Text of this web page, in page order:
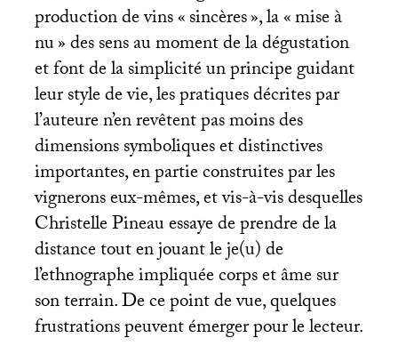
production de vins «sincères», la «mise à
nu» des sens au moment de la dégustation
et font de la simplicité un principe guidant
leur style de vie, les pratiques décrites par
l’auteure n’en revêtent pas moins des
dimensions symboliques et distinctives
importantes, en partie construites par les
vignerons eux-mêmes, et vis-à-vis desquelles
Christelle Pineau essaye de prendre de la
distance tout en jouant le je(u) de
l’ethnographe impliquée corps et âme sur
son terrain. De ce point de vue, quelques
frustrations peuvent émerger pour le lecteur.